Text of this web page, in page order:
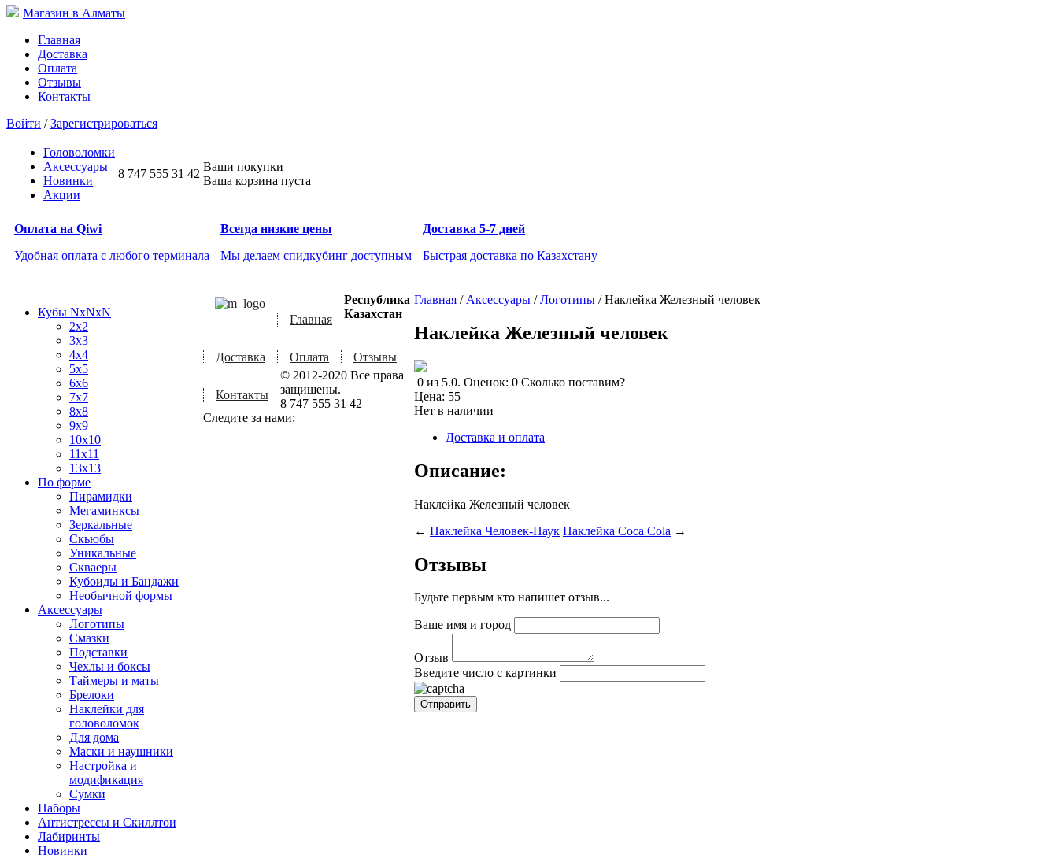
Магазин в Алматы
Главная
Доставка
Оплата
Отзывы
Контакты
Войти /Зарегистрироваться
Головоломки
Аксессуары
Новинки
Акции
8 747 555 31 42
Ваши покупки
Ваша корзина пуста
Оплата на Qiwi
Удобная оплата с любого терминала
Всегда низкие цены
Мы делаем спидкубинг доступным
Доставка 5-7 дней
Быстрая доставка по Казахстану
Кубы NxNxN
2x2
3x3
4x4
5x5
6x6
7x7
8x8
9x9
10x10
11x11
13x13
По форме
Пирамидки
Мегаминксы
Зеркальные
Скьюбы
Уникальные
Скваеры
Кубоиды и Бандажи
Необычной формы
Аксессуары
Логотипы
Смазки
Подставки
Чехлы и боксы
Таймеры и маты
Брелоки
Наклейки для
головоломок
Для дома
Маски и наушники
Настройка и
модификация
Сумки
Наборы
Антистрессы и Скиллтои
Лабиринты
Новинки
Главная / Аксессуары / Логотипы /Наклейка Железный человек
Наклейка Железный человек
0 из 5.0. Оценок: 0 Сколько поставим?
Цена: 55
Нет в наличии
Доставка и оплата
Описание:
Наклейка Железный человек
← Наклейка Человек-Паук Наклейка Coca Cola →
Отзывы
Будьте первым кто напишет отзыв...
Ваше имя и город
Отзыв
Введите число с картинки
Главная
Доставка Оплата Отзывы
Контакты
Республика
Казахстан
© 2012-2020 Все права
защищены.
8 747 555 31 42
Следите за нами: